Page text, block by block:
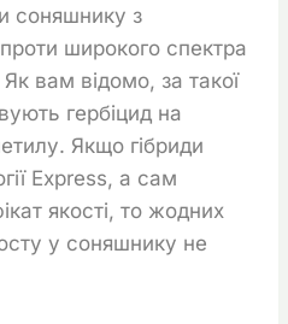
соняшнику з
широкого спектра
вам відомо, за такої
гербіцид на
Якщо гібриди
Express, а сам
якості, то жодних
у соняшнику не